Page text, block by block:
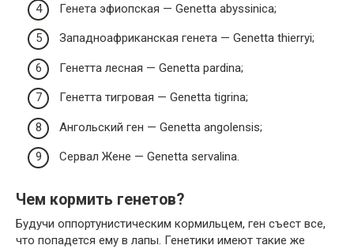
Генета эфиопская — Genetta abyssinica;
Западноафриканская генета — Genetta thierryi;
Генетта лесная — Genetta pardina;
Генетта тигровая — Genetta tigrina;
Ангольский ген — Genetta angolensis;
Сервал Жене — Genetta servalina.
Чем кормить генетов?
Будучи оппортунистическим кормильцем, ген съест все,
что попадется ему в лапы. Генетики имеют такие же